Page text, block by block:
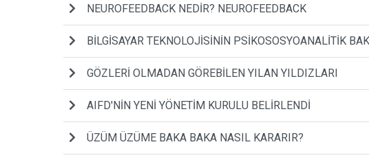
NEUROFEEDBACK NEDİR? NEUROFEEDBACK
BİLGİSAYAR TEKNOLOJİSİNİN PSİKOSOSYOANALİTİK
GÖZLERİ OLMADAN GÖREBİLEN YILAN YILDIZLARI
AIFD'NİN YENİ YÖNETİM KURULU BELİRLENDİ
ÜZÜM ÜZÜME BAKA BAKA NASIL KARARIR?